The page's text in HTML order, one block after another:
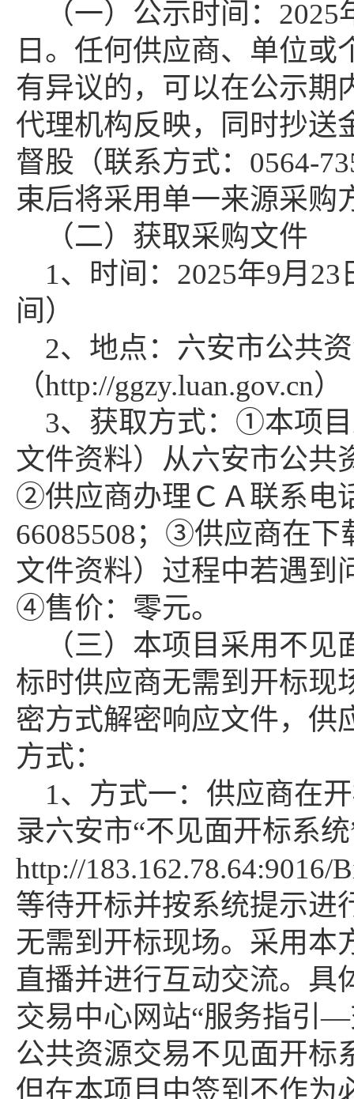
（一）公示时间： 2025
日。任何供应商、单位
有异议的，可以在公示期
代理机构反映，同时抄送
督股（联系方式：0564-
束后将采用单一来源采购
（二）获取采购文件
1、时间：2025年9月
间）
2、地点：六安市公共
（http://ggzy.luan.gov.cn）
3、获取方式：①本项
文件资料）从六安市公共
②供应商办理ＣＡ联系电
66085508；③供应商在下
文件资料）过程中若遇到
④售价：零元。
（三）本项目采用不
标时供应商无需到开标现
密方式解密响应文件，供
方式：
1、方式一：供应商在
录六安市“不见面开标系
http://183.162.78.64:9016/
等待开标并按系统提示进
无需到开标现场。采用本
直播并进行互动交流。具
交易中心网站“服务指引
公共资源交易不见面开标
但在本项目中签到不作为